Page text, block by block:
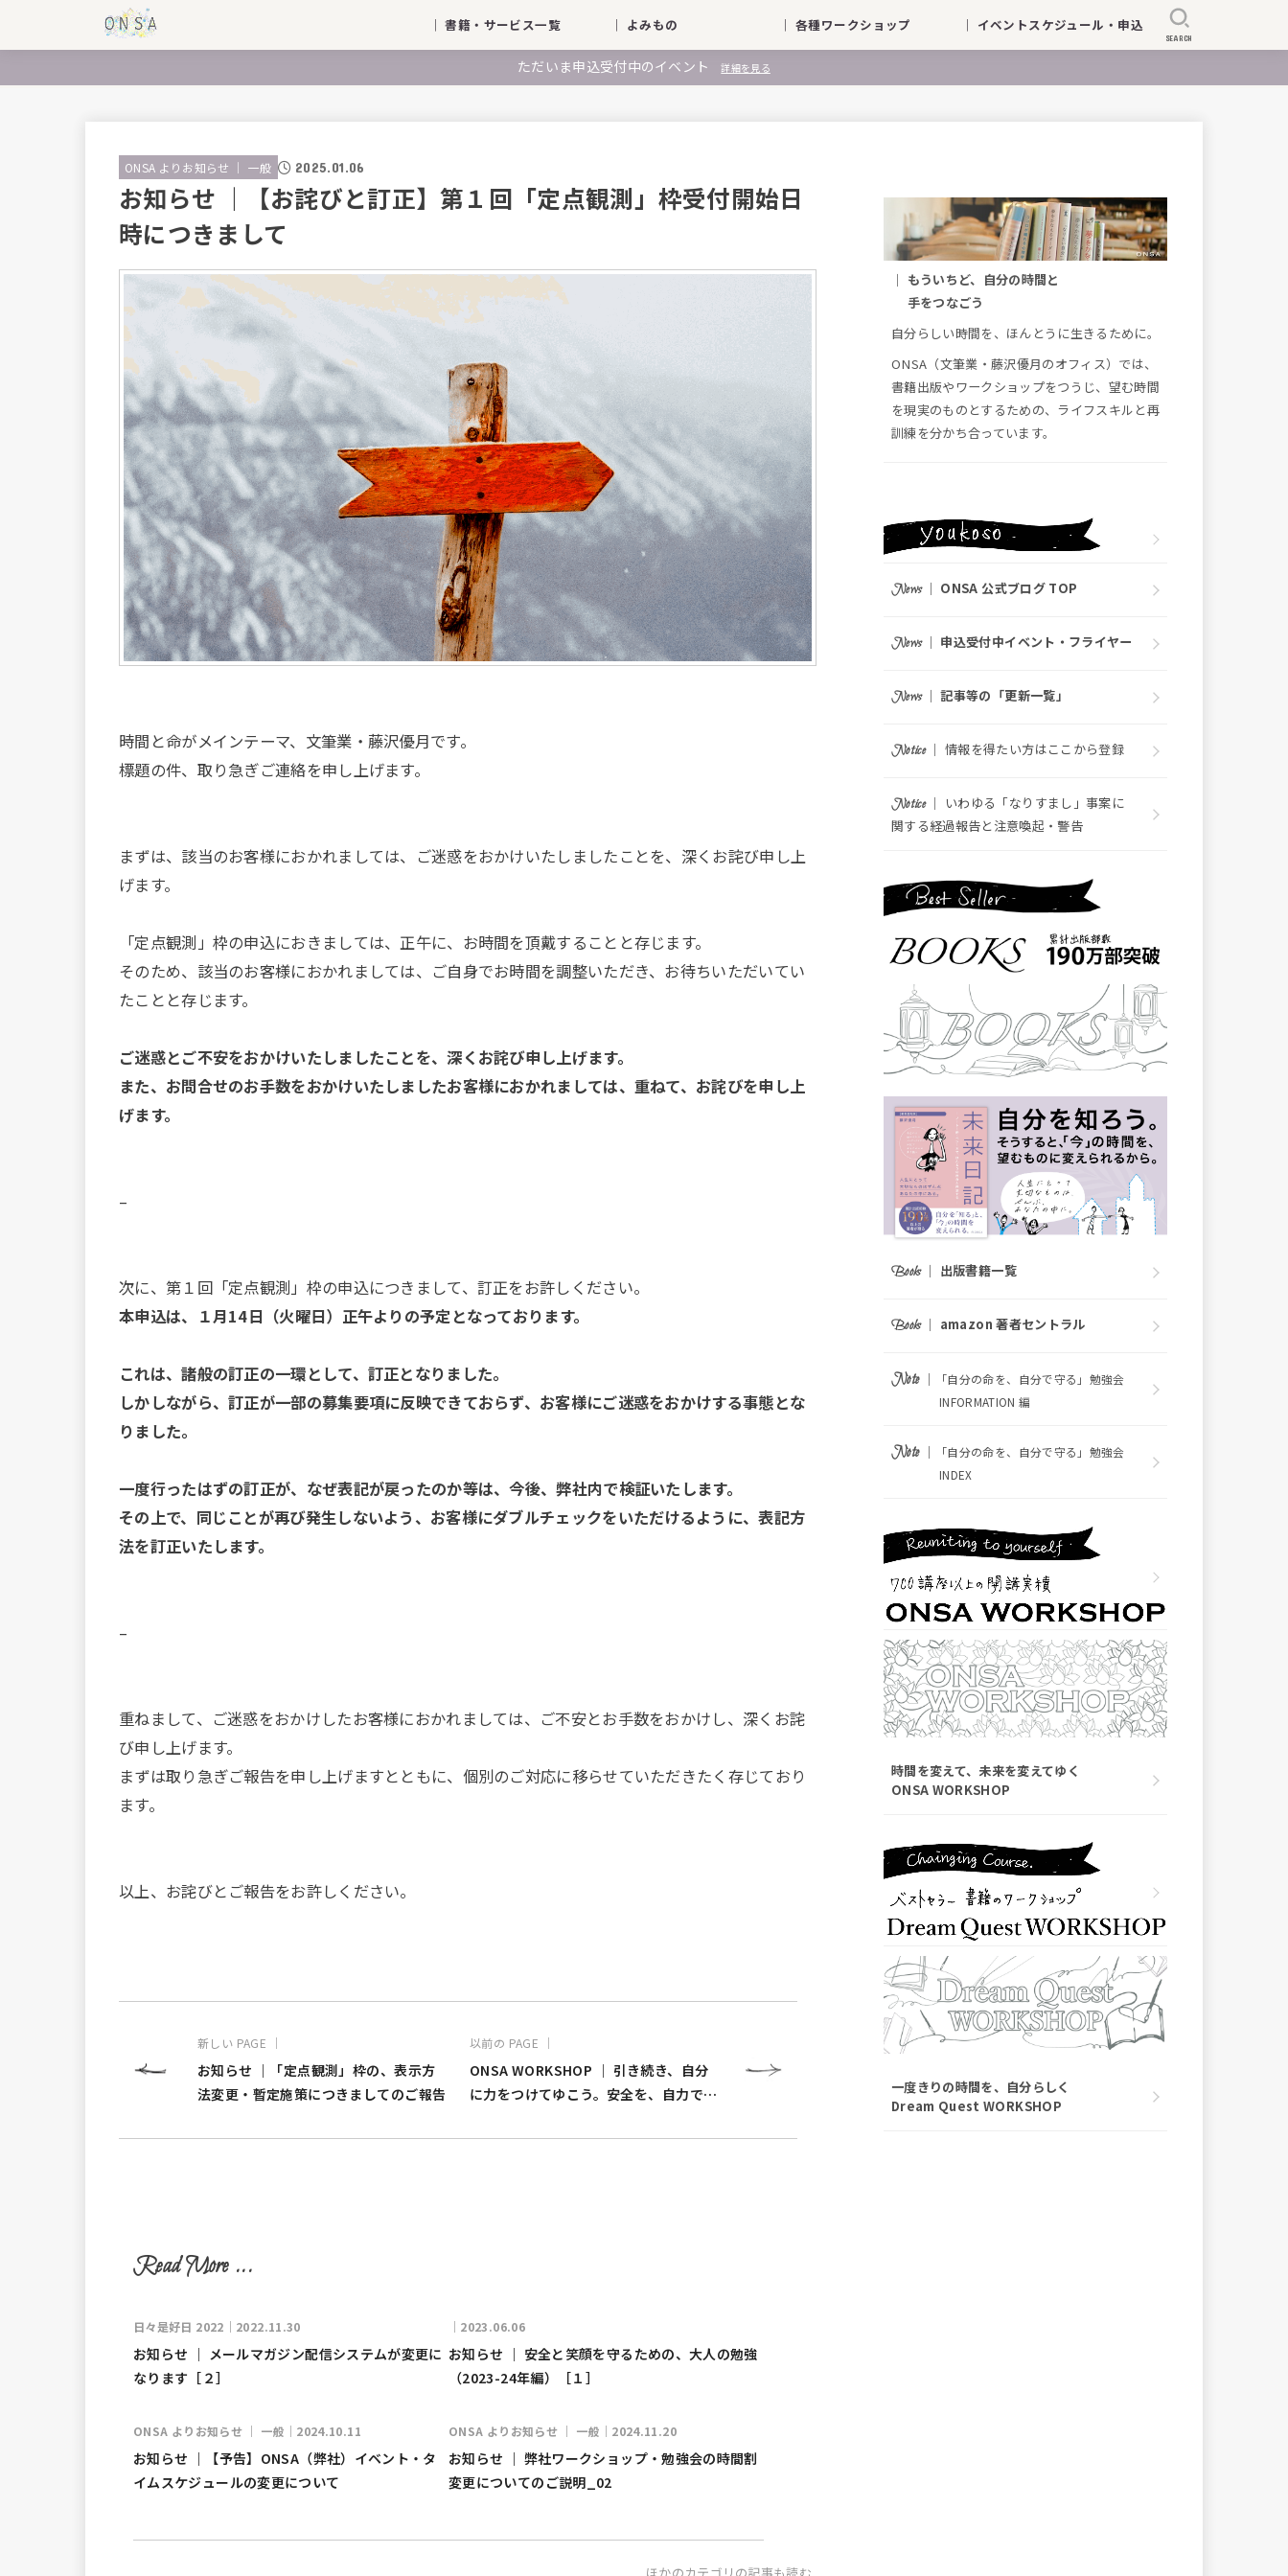
｜ 書籍・サービス一覧 ｜ よみもの ｜ 各種ワークショップ ｜ イベントスケジュール・申込
SEARCH
ただいま申込受付中のイベント 詳細を見る
ONSA よりお知らせ ｜ 一般 2025.01.06
お知らせ ｜【お詫びと訂正】第１回「定点観測」枠受付開始日
時につきまして
時間と命がメインテーマ、文筆業・藤沢優月です。
標題の件、取り急ぎご連絡を申し上げます。
まずは、該当のお客様におかれましては、ご迷惑をおかけいたしましたことを、深くお詫び申し上
げます。
「定点観測」枠の申込におきましては、正午に、お時間を頂戴することと存じます。
そのため、該当のお客様におかれましては、ご自身でお時間を調整いただき、お待ちいただいてい
たことと存じます。
ご迷惑とご不安をおかけいたしましたことを、深くお詫び申し上げます。
また、お問合せのお手数をおかけいたしましたお客様におかれましては、重ねて、お詫びを申し上
げます。
–
次に、第１回「定点観測」枠の申込につきまして、訂正をお許しください。
本申込は、１月14日（火曜日）正午よりの予定となっております。
これは、諸般の訂正の一環として、訂正となりました。
しかしながら、訂正が一部の募集要項に反映できておらず、お客様にご迷惑をおかけする事態とな
りました。
一度行ったはずの訂正が、なぜ表記が戻ったのか等は、今後、弊社内で検証いたします。
その上で、同じことが再び発生しないよう、お客様にダブルチェックをいただけるように、表記方
法を訂正いたします。
–
重ねまして、ご迷惑をおかけしたお客様におかれましては、ご不安とお手数をおかけし、深くお詫
び申し上げます。
まずは取り急ぎご報告を申し上げますとともに、個別のご対応に移らせていただきたく存じており
ます。
以上、お詫びとご報告をお許しください。
新しい PAGE ｜
お知らせ ｜「定点観測」枠の、表示方
法変更・暫定施策につきましてのご報告
以前の PAGE ｜
ONSA WORKSHOP ｜ 引き続き、自分
に力をつけてゆこう。安全を、自力で守
日々是好日 2022｜2022.11.30
お知らせ ｜ メールマガジン配信システムが変更に
なります［２］
｜2023.06.06
お知らせ ｜ 安全と笑顔を守るための、大人の勉強
（2023-24年編）［１］
ONSA よりお知らせ ｜ 一般｜2024.10.11
お知らせ ｜【予告】ONSA（弊社）イベント・タ
イムスケジュールの変更について
ONSA よりお知らせ ｜ 一般｜2024.11.20
お知らせ ｜ 弊社ワークショップ・勉強会の時間割
変更についてのご説明_02
ほかのカテゴリの記事も読む
｜ もういちど、自分の時間と
手をつなごう
自分らしい時間を、ほんとうに生きるために。
ONSA（文筆業・藤沢優月のオフィス）では、
書籍出版やワークショップをつうじ、望む時間
を現実のものとするための、ライフスキルと再
訓練を分かち合っています。
News ｜ ONSA 公式ブログ TOP
News ｜ 申込受付中イベント・フライヤー
News ｜記事等の「更新一覧」
Notice｜ 情報を得たい方はここから登録
Notice｜ いわゆる「なりすまし」事案に
関する経過報告と注意喚起・警告
Books｜ 出版書籍一覧
Books｜ amazon 著者セントラル
Note｜
「自分の命を、自分で守る」勉強会
INFORMATION 編
Note｜
「自分の命を、自分で守る」勉強会
INDEX
時間を変えて、未来を変えてゆく
ONSA WORKSHOP
一度きりの時間を、自分らしく
Dream Quest WORKSHOP